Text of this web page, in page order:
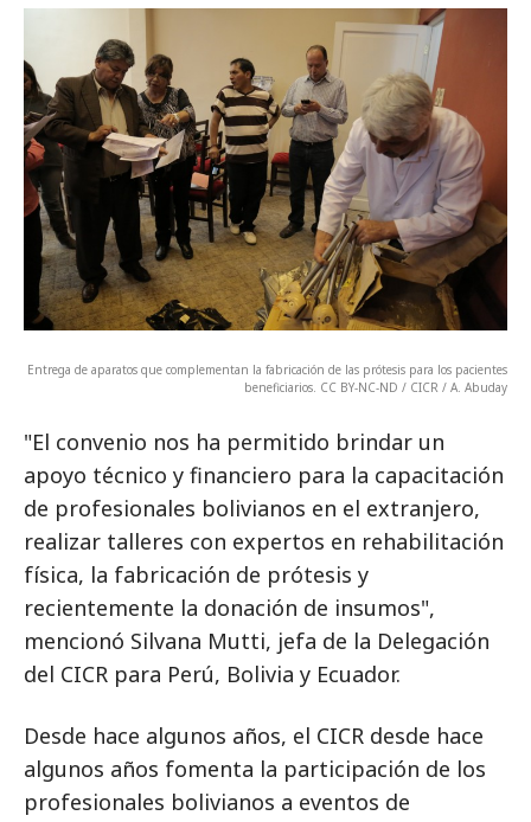
Entrega de aparatos que complementan la fabricación de las prótesis para los pacientes
beneficiarios. CC BY-NC-ND / CICR / A. Abuday
"El convenio nos ha permitido brindar un
apoyo técnico y financiero para la capacitación
de profesionales bolivianos en el extranjero,
realizar talleres con expertos en rehabilitación
física, la fabricación de prótesis y
recientemente la donación de insumos",
mencionó Silvana Mutti, jefa de la Delegación
del CICR para Perú, Bolivia y Ecuador.
Desde hace algunos años, el CICR desde hace
algunos años fomenta la participación de los
profesionales bolivianos a eventos de